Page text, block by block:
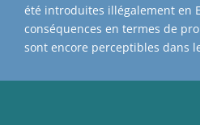
été introduites illégalement en
conséquences en termes de
sont encore perceptibles dans